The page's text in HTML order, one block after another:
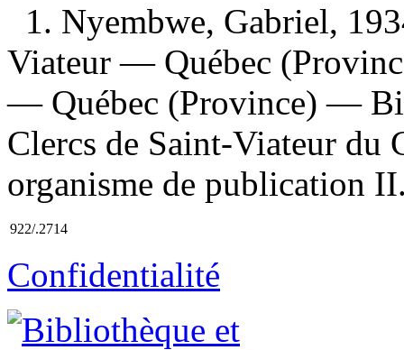
1. Nyembwe, Gabriel,
Viateur — Québec
— Québec (Province) —
Clercs de Saint-Viateur du
organisme de publication
922/.2714
Confidentialité